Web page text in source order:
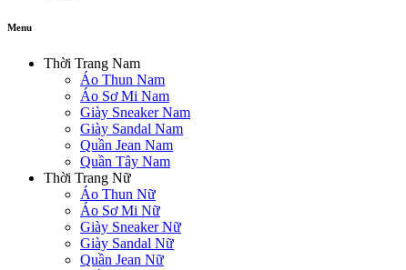
Menu
Thời Trang Nam
Áo Thun Nam
Áo Sơ Mi Nam
Giày Sneaker Nam
Giày Sandal Nam
Quần Jean Nam
Quần Tây Nam
Thời Trang Nữ
Áo Thun Nữ
Áo Sơ Mi Nữ
Giày Sneaker Nữ
Giày Sandal Nữ
Quần Jean Nữ